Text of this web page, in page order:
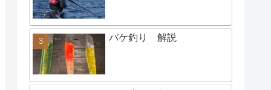
バケ釣り 解説